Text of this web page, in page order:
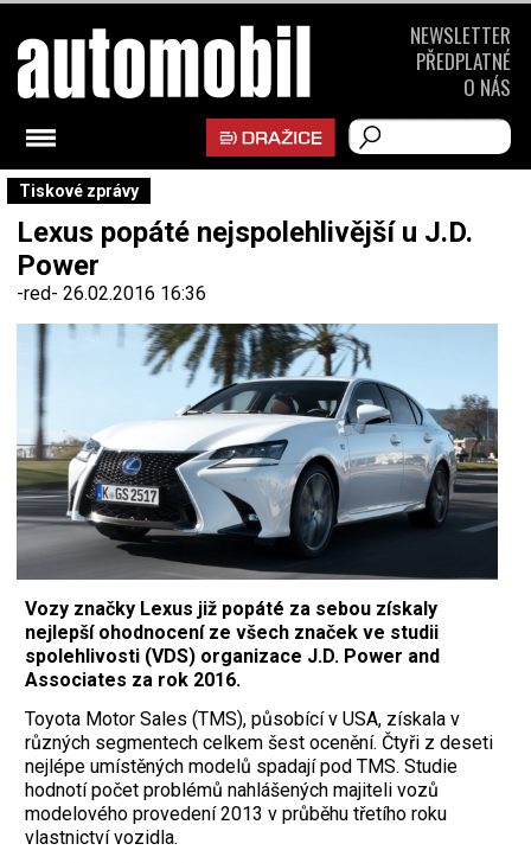
Tiskové zprávy
Lexus popáté nejspolehlivější u J.D.
Power
-red- 26.02.2016 16:36
Vozy značky Lexus již popáté za sebou získaly
nejlepší ohodnocení ze všech značek ve studii
spolehlivosti (VDS) organizace J.D. Power and
Associates za rok 2016.
Toyota Motor Sales (TMS), působící v USA, získala v
různých segmentech celkem šest ocenění. Čtyři z deseti
nejlépe umístěných modelů spadají pod TMS. Studie
hodnotí počet problémů nahlášených majiteli vozů
modelového provedení 2013 v průběhu třetího roku
vlastnictví vozidla.
NEWSLETTER
PŘEDPLATNÉ
O NÁS